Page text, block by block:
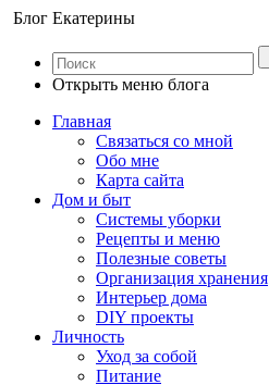
Блог Екатерины
Открыть меню блога
Главная
Связаться со мной
Обо мне
Карта сайта
Дом и быт
Системы уборки
Рецепты и меню
Полезные советы
Организация хранения
Интерьер дома
DIY проекты
Личность
Уход за собой
Питание